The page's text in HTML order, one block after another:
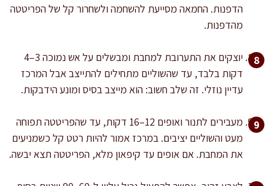
הדפנות. החמאה מסייעת להשחמה ולשחרור קל של הפריטטה
מהדפנות.
יוצקים את התערובת למחבת ומבשלים על אש נמוכה 3–4
דקות בלבד, עד שהשוליים מתחילים להתייצב אבל המרכז
עדיין נוזלי. זה שלב חשוב: הוא מייצב בסיס ומונע הידבקות.
מעבירים לתנור ואופים 12–16 דקות, עד שהפריטטה תפוחה
מעט והשוליים יציבים. במרכז אמור להיות רטט קל כשמניעים
את המחבת. אם אופים עד קיפאון מלא, הפריטטה תצא יבשה.